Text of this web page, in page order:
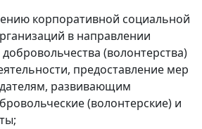
корпоративной социальной
в направлении
(волонтерства)
предоставление мер
развивающим
(волонтерские) и